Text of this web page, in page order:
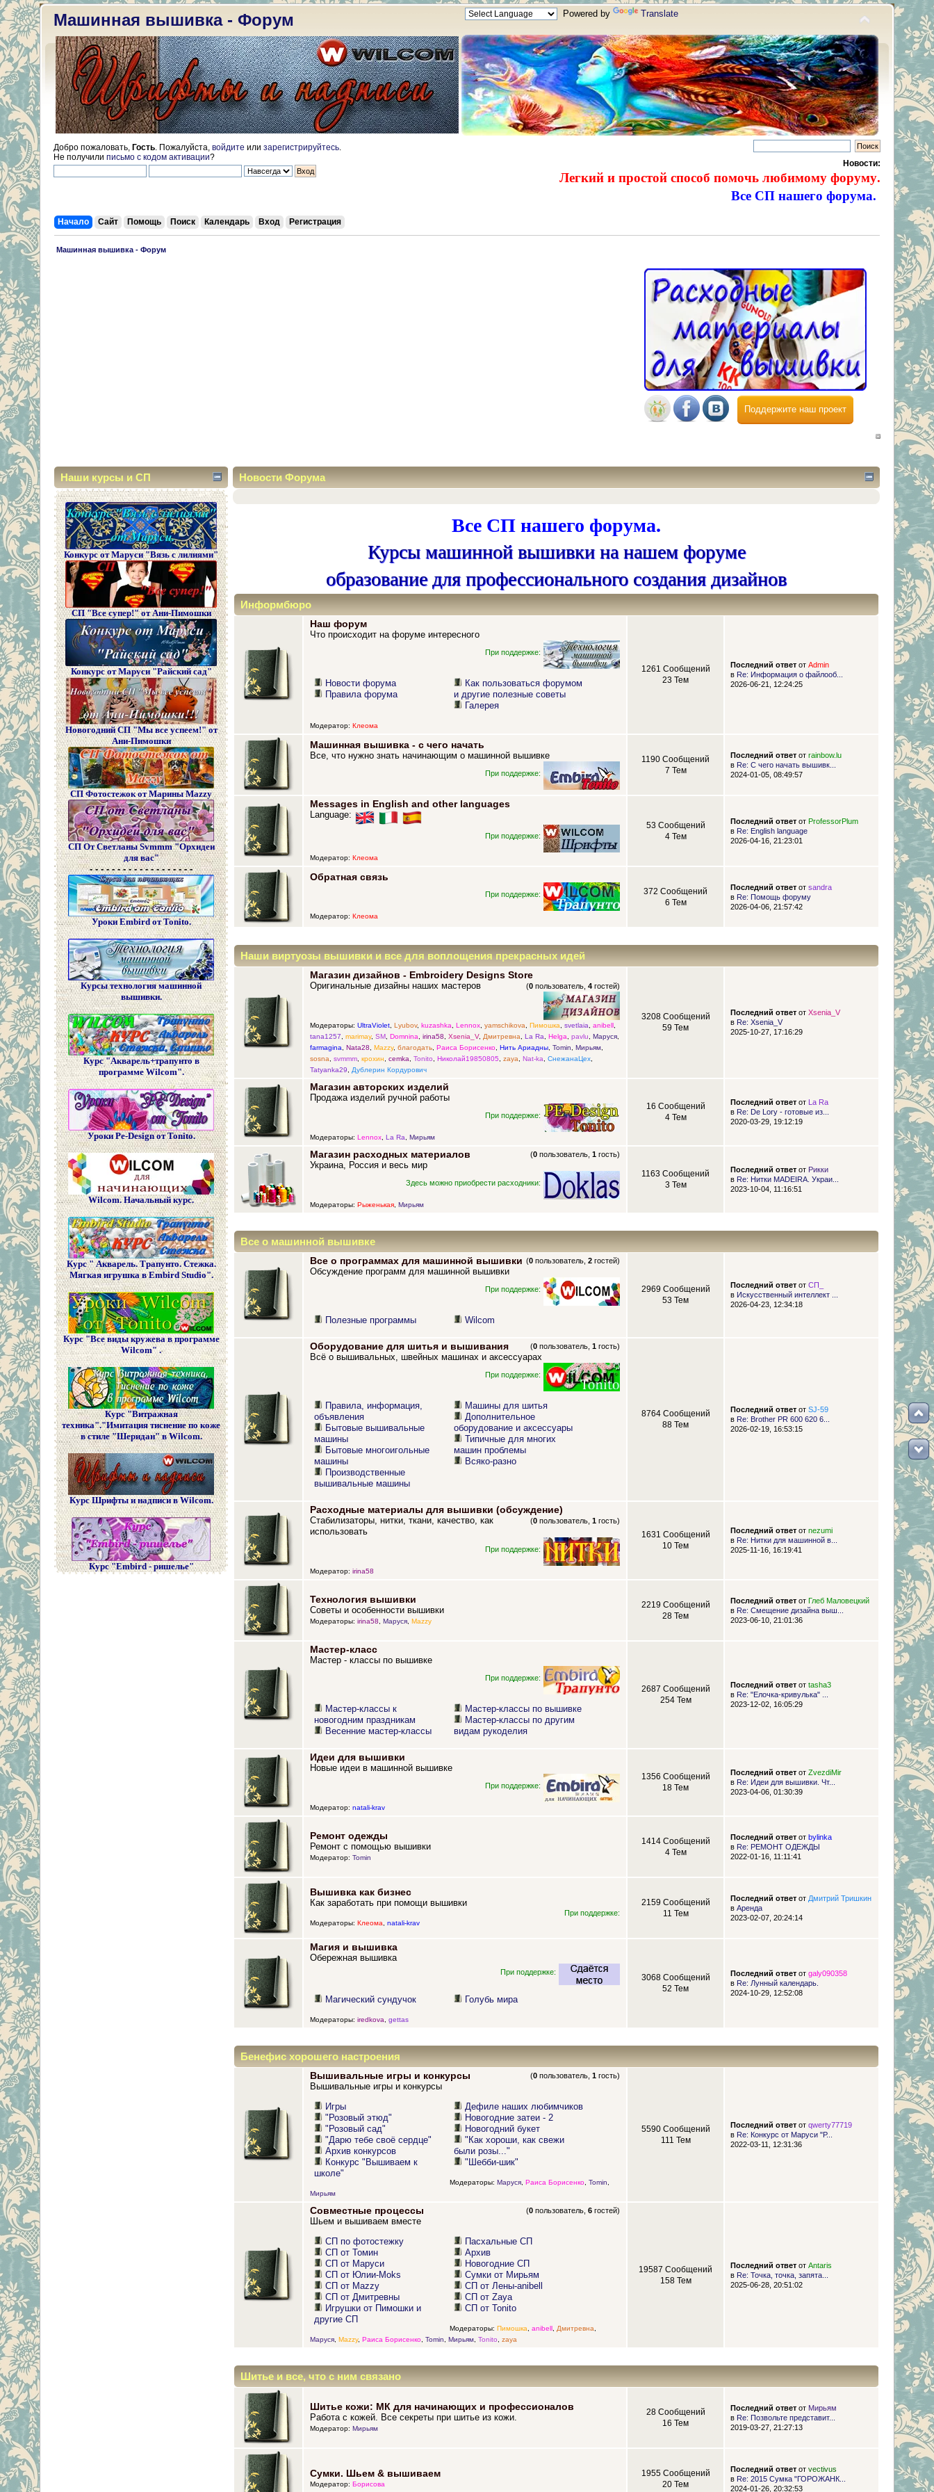
Машинная вышивка - Форум Powered by Translate
Добро пожаловать, Гость . Пожалуйста, войдите или зарегистрируйтесь
Не получили письмо с кодом активации?
Новости:
Легкий и простой способ помочь любимому форуму.
Все СП нашего форума.
Начало Сайт Помощь Поиск Календарь Вход Регистрация
Машинная вышивка - Форум
Поддержите наш проект
Наши курсы и СП
Конкурс от Маруси "Вязь с лилиями"
СП "Все супер!" от Ани-Пимошки
Конкурс от Маруси "Райский сад"
Новогодний СП "Мы все успеем!" от
Ани-Пимошки
СП Фотостежок от Марины Mazzy
СП От Светланы Svmmm "Орхидеи
для вас"
- - - - - - - - - - - - - - - - - - -
Уроки Embird от Tonito.
Курсы технология машинной
вышивки.
Курс "Акварель+трапунто в
программе Wilcom".
Уроки Pe-Design от Tonito.
Wilcom. Начальный курс.
Курс " Акварель. Трапунто. Стежка.
Мягкая игрушка в Embird Studio".
Курс "Все виды кружева в программе
Wilcom" .
Курс "Витражная
техника"."Имитация тиснение по коже
в стиле "Шеридан" в Wilcom.
Курс Шрифты и надписи в Wilcom.
Курс "Embird - ришелье"
Новости Форума
Все СП нашего форума.
Курсы машинной вышивки на нашем форуме
образование для профессионального создания дизайнов
Информбюро
Наш форум
Что происходит на форуме интересного
При поддержке:
Новости форума
Правила форума
Как пользоваться форумом
и другие полезные советы
Галерея
Модератор: Клеома
1261 Сообщений
23 Тем
Последний ответот Admin
в Re: Информация о файлооб...
2026-06-21, 12:24:25
Машинная вышивка - с чего начать
Все, что нужно знать начинающим о машинной вышивке
При поддержке:
1190 Сообщений
7 Тем
Последний ответот rainbow.lu
в Re: С чего начать вышивк...
2024-01-05, 08:49:57
Messages in English and other languages
Language:
При поддержке:
Модератор: Клеома
53 Сообщений
4 Тем
Последний ответот ProfessorPlum
в Re: English language
2026-04-16, 21:23:01
Обратная связь
При поддержке:
Модератор: Клеома
372 Сообщений
6 Тем
Последний ответот sandra
в Re: Помощь форуму
2026-04-06, 21:57:42
Наши виртуозы вышивки и все для воплощения прекрасных идей
Магазин дизайнов - Embroidery Designs Store
(0 пользователь,4 гостей)
Оригинальные дизайны наших мастеров
Модераторы: UltraViolet, Lyubov, kuzashka, Lennox, yamschikova, Пимошка, svetlaia, anibell,
tana1257, marimay, SM, Domnina, irina58, Xsenia_V, Дмитревна, La Ra, Helga, pavlu, Маруся,
farmagina, Nata28, Mazzy, благодать, Раиса Борисенко, Нить Ариадны, Tomin, Мирьям,
sosna, svmmm, крохин, cemka, Tonito, Николай19850805, zaya, Nat-ka, СнежанаЦех,
Tatyanka29, Дублерин Кордурович
3208 Сообщений
59 Тем
Последний ответот Xsenia_V
в Re: Xsenia_V
2025-10-27, 17:16:29
Магазин авторских изделий
Продажа изделий ручной работы
При поддержке:
Модераторы: Lennox, La Ra, Мирьям
16 Сообщений
4 Тем
Последний ответот
La Ra
в Re: De Lory - готовые из...
2020-03-29, 19:12:19
Магазин расходных материалов (0 пользователь,1 гость)
Украина, Россия и весь мир
Здесь можно приобрести расходники:
Модераторы: Рыженькая, Мирьям
1163 Сообщений
3 Тем
Последний ответот Рикки
в Re: Нитки MADEIRA. Украи...
2023-10-04, 11:16:51
Все о машинной вышивке
Все о программах для машинной вышивки (0 пользователь,2 гостей)
Обсуждение программ для машинной вышивки
При поддержке:
Полезные программы Wilcom
2969 Сообщений
53 Тем
Последний ответот СП_
в Искусственный интеллект ...
2026-04-23, 12:34:18
Оборудование для шитья и вышивания (0 пользователь,1 гость)
Всё о вышивальных, швейных машинах и аксессуарах
При поддержке:
Правила, информация,
объявления
Бытовые вышивальные
машины
Бытовые многоигольные
машины
Производственные
вышивальные машины
Машины для шитья
Дополнительное
оборудование и аксессуары
Типичные для многих
машин проблемы
Всяко-разно
8764 Сообщений
88 Тем
Последний ответот SJ-59
в Re: Brother PR 600 620 6...
2026-02-19, 16:53:15
Расходные материалы для вышивки (обсуждение)
(0 пользователь,1 гость)
Стабилизаторы, нитки, ткани, качество, как
использовать
При поддержке:
Модератор: irina58
1631 Сообщений
10 Тем
Последний ответот nezumi
в Re: Нитки для машинной в...
2025-11-16, 16:19:41
Технология вышивки
Советы и особенности вышивки
Модераторы: irina58, Маруся, Mazzy
2219 Сообщений
28 Тем
Последний ответот Глеб Маловецкий
в Re: Смещение дизайна выш...
2023-06-10, 21:01:36
Мастер-класс
Мастер - классы по вышивке
При поддержке:
Мастер-классы к
новогодним праздникам
Весенние мастер-классы
Мастер-классы по вышивке
Мастер-классы по другим
видам рукоделия
2687 Сообщений
254 Тем
Последний ответот tasha3
в Re: "Елочка-кривулька" ...
2023-12-02, 16:05:29
Идеи для вышивки
Новые идеи в машинной вышивке
При поддержке:
Модератор: natali-krav
1356 Сообщений
18 Тем
Последний ответот ZvezdiMir
в Re: Идеи для вышивки. Чт...
2023-04-06, 01:30:39
Ремонт одежды
Ремонт с помощью вышивки
Модератор: Tomin
1414 Сообщений
4 Тем
Последний ответот bylinka
в Re: РЕМОНТ ОДЕЖДЫ
2022-01-16, 11:11:41
Вышивка как бизнес
Как заработать при помощи вышивки
При поддержке:
Модераторы: Клеома, natali-krav
2159 Сообщений
11 Тем
Последний ответот Дмитрий Тришкин
в Аренда
2023-02-07, 20:24:14
Магия и вышивка
Обережная вышивка
При поддержке:
Магический сундучок Голубь мира
Модераторы: iredkova gettas
3068 Сообщений
52 Тем
Последний ответот galy090358
в Re: Лунный календарь.
2024-10-29, 12:52:08
Бенефис хорошего настроения
Вышивальные игры и конкурсы (0 пользователь,1 гость)
Вышивальные игры и конкурсы
Игры
"Розовый этюд"
"Розовый сад"
"Дарю тебе своё сердце"
Архив конкурсов
Конкурс "Вышиваем к
школе"
Дефиле наших любимчиков
Новогодние затеи - 2
Новогодний букет
"Как хороши, как свежи
были розы..."
"Шебби-шик"
Модераторы: Маруся, Раиса Борисенко, Tomin
Мирьям
5590 Сообщений
111 Тем
Последний ответот qwerty77719
в Re: Конкурс от Маруси "Р...
2022-03-11, 12:31:36
Совместные процессы (0 пользователь,6 гостей)
Шьем и вышиваем вместе
СП по фотостежку
СП от Томин
СП от Маруси
СП от Юлии-Moks
СП от Mazzy
СП от Дмитревны
Игрушки от Пимошки и
другие СП
Пасхальные СП
Архив
Новогодние СП
Сумки от Мирьям
СП от Лены-anibell
СП от Zaya
СП от Tonito
Модераторы: Пимошка anibell, Дмитревна
Маруся, Mazzy, Раиса Борисенко, Tomin Мирьям, Tonito zaya
19587 Сообщений
158 Тем
Последний ответот Antaris
в Re: Точка, точка, запята...
2025-06-28, 20:51:02
Шитье и все, что с ним связано
Шитье кожи: МК для начинающих и профессионалов
Работа с кожей. Все секреты при шитье из кожи.
Модератор: Мирьям
28 Сообщений
16 Тем
Последний ответот Мирьям
в Re: Позвольте представит...
2019-03-27, 21:27:13
Сумки. Шьем & вышиваем
Модератор: Борисова
1955 Сообщений
20 Тем
Последний ответот vectivus
в Re: 2015 Сумка "ГОРОЖАНК...
2024-01-26, 20:32:53